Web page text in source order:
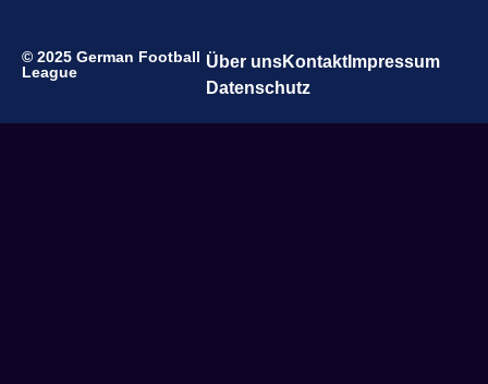
© 2025 German Football
League
Über unsKontaktImpressum
Datenschutz